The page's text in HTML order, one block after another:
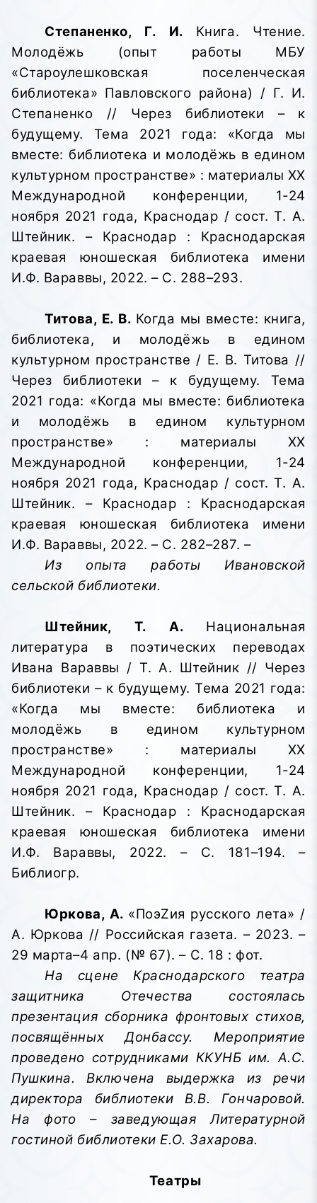
Степаненко, Г. И. Книга. Чтение.
Молодёжь (опыт работы МБУ
«Староулешковская поселенческая
библиотека» Павловского района) / Г. И.
Степаненко // Через библиотеки – к
будущему. Тема 2021 года: «Когда мы
вместе: библиотека и молодёжь в едином
культурном пространстве» : материалы XX
Международной конференции, 1-24
ноября 2021 года, Краснодар / сост. Т. А.
Штейник. – Краснодар : Краснодарская
краевая юношеская библиотека имени
И.Ф. Вараввы, 2022. – С. 288–293.
Титова, Е. В. Когда мы вместе: книга,
библиотека, и молодёжь в едином
культурном пространстве / Е. В. Титова //
Через библиотеки – к будущему. Тема
2021 года: «Когда мы вместе: библиотека
и молодёжь в едином культурном
пространстве» : материалы XX
Международной конференции, 1-24
ноября 2021 года, Краснодар / сост. Т. А.
Штейник. – Краснодар : Краснодарская
краевая юношеская библиотека имени
И.Ф. Вараввы, 2022. – С. 282–287. –
Из опыта работы Ивановской
сельской библиотеки.
Штейник, Т. А. Национальная
литература в поэтических переводах
Ивана Вараввы / Т. А. Штейник // Через
библиотеки – к будущему. Тема 2021 года:
«Когда мы вместе: библиотека и
молодёжь в едином культурном
пространстве» : материалы XX
Международной конференции, 1-24
ноября 2021 года, Краснодар / сост. Т. А.
Штейник. – Краснодар : Краснодарская
краевая юношеская библиотека имени
И.Ф. Вараввы, 2022. – С. 181–194. –
Библиогр.
Юркова, А. «ПоэZия русского лета» /
А. Юркова // Российская газета. – 2023. –
29 марта–4 апр. (№ 67). – С. 18 : фот.
На сцене Краснодарского театра
защитника Отечества состоялась
презентация сборника фронтовых стихов,
посвящённых Донбассу. Мероприятие
проведено сотрудниками ККУНБ им. А.С.
Пушкина. Включена выдержка из речи
директора библиотеки В.В. Гончаровой.
На фото – заведующая Литературной
гостиной библиотеки Е.О. Захарова.
Театры